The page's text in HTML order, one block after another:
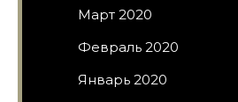
Март 2020
Февраль 2020
Январь 2020